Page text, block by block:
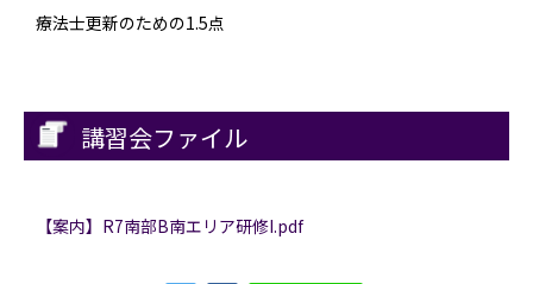
療法士更新のための1.5点
講習会ファイル
【案内】R7南部B南エリア研修I.pdf